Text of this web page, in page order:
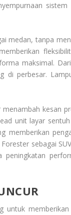
sistem
medan, tanpa
maksimal.
di perbesar.
kesan
unit layar
memberikan
sebagai
memberikan